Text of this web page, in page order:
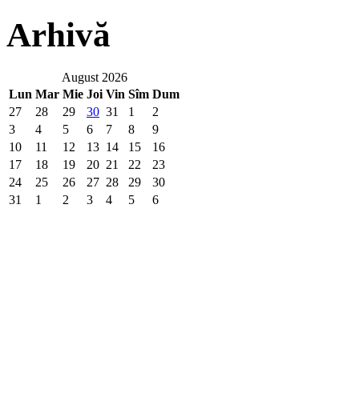
Arhivă
August 2026
Lun Mar Mie Joi Vin Sîm Dum
27
28 29 30 31 1
2
3
4 5 6 7 8
9
10
11 12 13 14 15
16
17
18 19 20 21 22
23
24
25 26 27 28 29
30
31
1 2 3 4 5 6